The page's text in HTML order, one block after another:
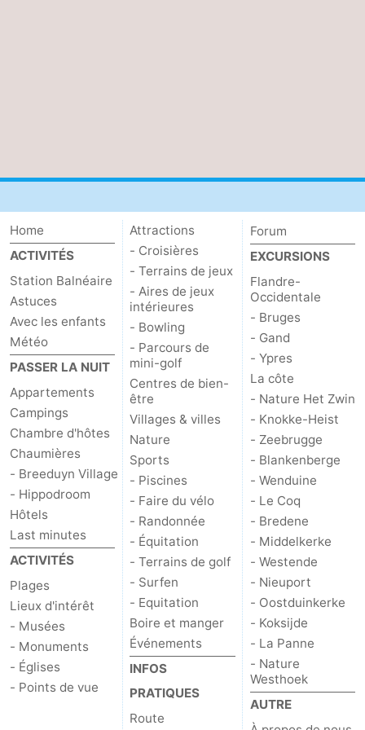
Home
ACTIVITÉS
Station Balnéaire
Astuces
Avec les enfants
Météo
PASSER LA NUIT
Appartements
Campings
Chambre d'hôtes
Chaumières
- Breeduyn Village
- Hippodroom
Hôtels
Last minutes
ACTIVITÉS
Plages
Lieux d'intérêt
- Musées
- Monuments
- Églises
- Points de vue
Attractions
- Croisières
- Terrains de jeux
- Aires de jeux
intérieures
- Bowling
- Parcours de
mini-golf
Centres de bien-
être
Villages & villes
Nature
Sports
- Piscines
- Faire du vélo
- Randonnée
- Équitation
- Terrains de golf
- Surfen
- Equitation
Boire et manger
Événements
INFOS
PRATIQUES
Route
Forum
EXCURSIONS
Flandre-
Occidentale
- Bruges
- Gand
- Ypres
La côte
- Nature Het Zwin
- Knokke-Heist
- Zeebrugge
- Blankenberge
- Wenduine
- Le Coq
- Bredene
- Middelkerke
- Westende
- Nieuport
- Oostduinkerke
- Koksijde
- La Panne
- Nature
Westhoek
AUTRE